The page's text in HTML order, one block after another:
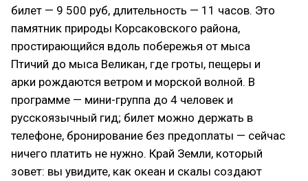
билет — 9 500 руб, длительность — 11 часов. Это
памятник природы Корсаковского района,
простирающийся вдоль побережья от мыса
Птичий до мыса Великан, где гроты, пещеры и
арки рождаются ветром и морской волной. В
программе — мини-группа до 4 человек и
русскоязычный гид; билет можно держать в
телефоне, бронирование без предоплаты — сейчас
ничего платить не нужно. Край Земли, который
зовет: вы увидите, как океан и скалы создают